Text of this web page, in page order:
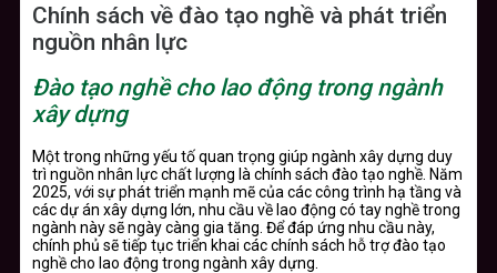
Chính sách về đào tạo nghề và phát triển
nguồn nhân lực
Đào tạo nghề cho lao động trong ngành
xây dựng
Một trong những yếu tố quan trọng giúp ngành xây dựng duy
trì nguồn nhân lực chất lượng là chính sách đào tạo nghề. Năm
2025, với sự phát triển mạnh mẽ của các công trình hạ tầng và
các dự án xây dựng lớn, nhu cầu về lao động có tay nghề trong
ngành này sẽ ngày càng gia tăng. Để đáp ứng nhu cầu này,
chính phủ sẽ tiếp tục triển khai các chính sách hỗ trợ đào tạo
nghề cho lao động trong ngành xây dựng.